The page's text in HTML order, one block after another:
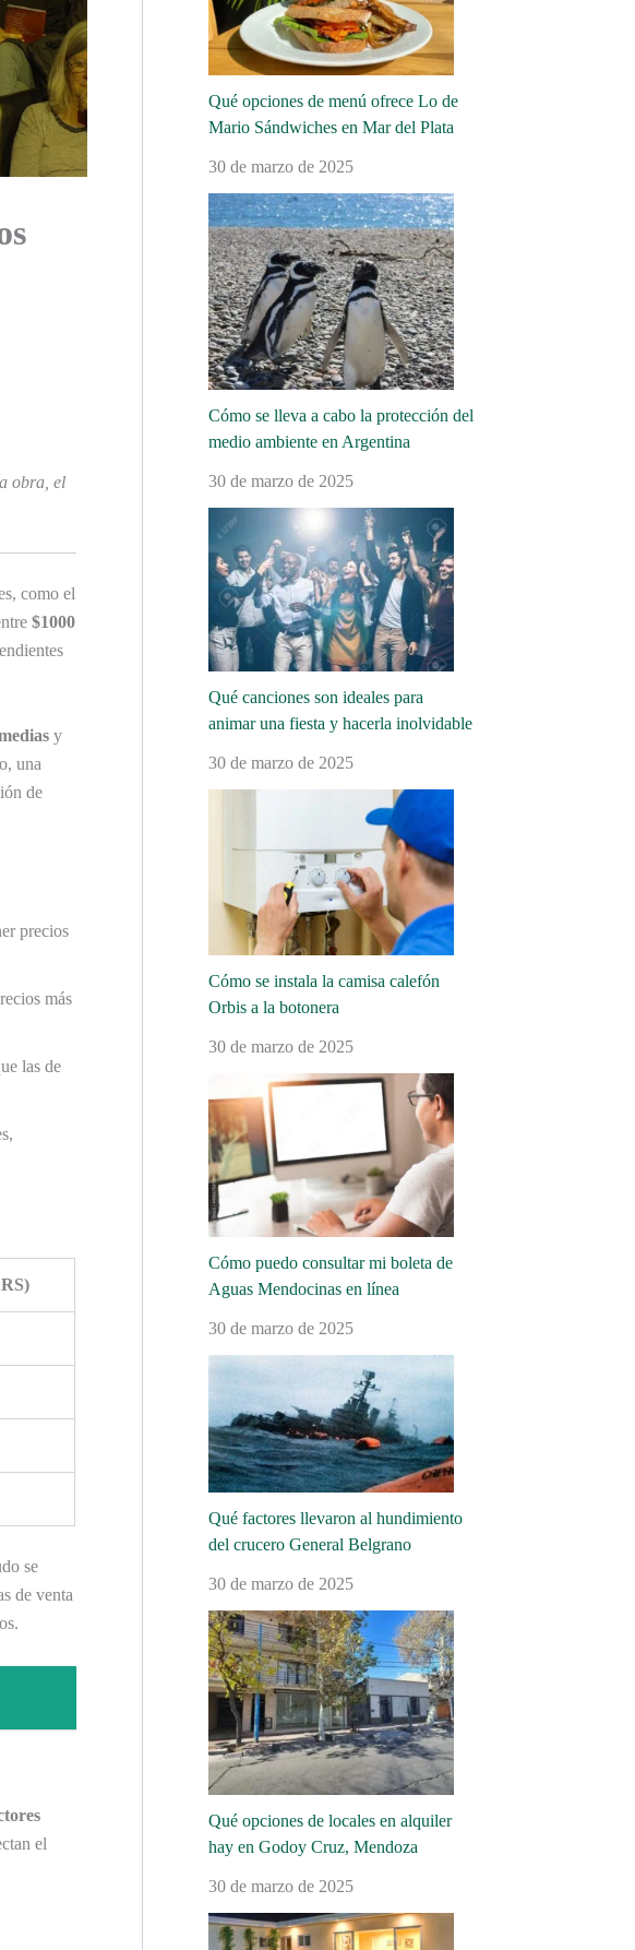
obra, el
como el
$1000
y
una
de
precios
más
las de
se
de venta
el
Qué opciones de menú ofrece Lo de
Mario Sándwiches en Mar del Plata
30 de marzo de 2025
Cómo se lleva a cabo la protección del
medio ambiente en Argentina
30 de marzo de 2025
Qué canciones son ideales para
animar una fiesta y hacerla inolvidable
30 de marzo de 2025
Cómo se instala la camisa calefón
Orbis a la botonera
30 de marzo de 2025
Cómo puedo consultar mi boleta de
Aguas Mendocinas en línea
30 de marzo de 2025
Qué factores llevaron al hundimiento
del crucero General Belgrano
30 de marzo de 2025
Qué opciones de locales en alquiler
hay en Godoy Cruz, Mendoza
30 de marzo de 2025